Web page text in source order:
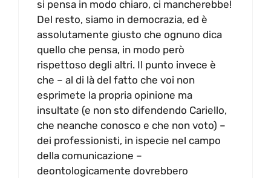
si pensa in modo chiaro, ci mancherebbe!
Del resto, siamo in democrazia, ed è
assolutamente giusto che ognuno dica
quello che pensa, in modo però
rispettoso degli altri. Il punto invece è
che – al di là del fatto che voi non
esprimete la propria opinione ma
insultate (e non sto difendendo Cariello,
che neanche conosco e che non voto) –
dei professionisti, in ispecie nel campo
della comunicazione –
deontologicamente dovrebbero